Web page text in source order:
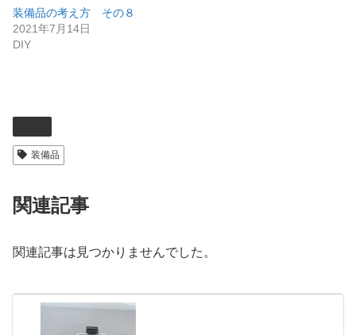
装備品の考え方 その８
2021年7月14日
DIY
装備品
関連記事
関連記事は見つかりませんでした。